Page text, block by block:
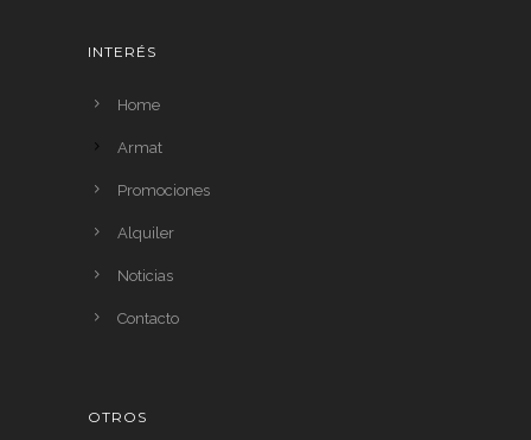
INTERÉS
Home
Armat
Promociones
Alquiler
Noticias
Contacto
OTROS